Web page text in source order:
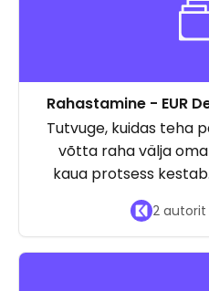
Rahastamine - EUR
Tutvuge, kuidas teha
võtta raha välja
kaua protsess
miks teie makseid
kuidas2 autorit